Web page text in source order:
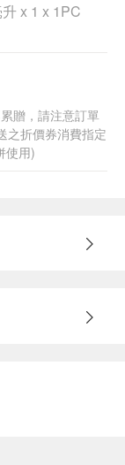
x 1 x 1PC
贈，請注意訂單
之折價券消費指定
使用)